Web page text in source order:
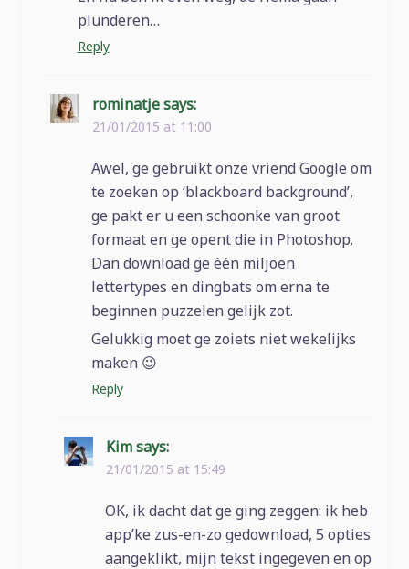
plunderen…
Reply
rominatje says:
21/01/2015 at 11:00
Awel, ge gebruikt onze vriend Google om
te zoeken op ‘blackboard background’,
ge pakt er u een schoonke van groot
formaat en ge opent die in Photoshop.
Dan download ge één miljoen
lettertypes en dingbats om erna te
beginnen puzzelen gelijk zot.
Gelukkig moet ge zoiets niet wekelijks
maken 😉
Reply
Kim says:
21/01/2015 at 15:49
OK, ik dacht dat ge ging zeggen: ik heb
app’ke zus-en-zo gedownload, 5 opties
aangeklikt, mijn tekst ingegeven en op